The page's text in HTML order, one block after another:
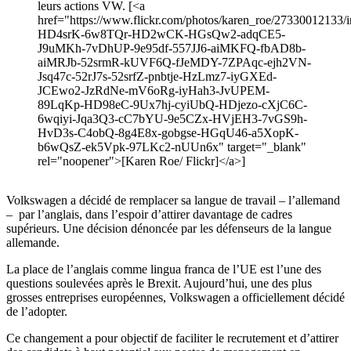
leurs actions VW. [<a
href="https://www.flickr.com/photos/karen_roe/27330012133/
HD4srK-6w8TQr-HD2wCK-HGsQw2-adqCE5-
J9uMKh-7vDhUP-9e95df-557JJ6-aiMKFQ-fbAD8b-
aiMRJb-52srmR-kUVF6Q-fJeMDY-7ZPAqc-ejh2VN-
Jsq47c-52rJ7s-52srfZ-pnbtje-HzLmz7-iyGXEd-
JCEwo2-JzRdNe-mV6oRg-iyHah3-JvUPEM-
89LqKp-HD98eC-9Ux7hj-cyiUbQ-HDjezo-cXjC6C-
6wqiyi-Jqa3Q3-cC7bYU-9e5CZx-HVjEH3-7vGS9h-
HvD3s-C4obQ-8g4E8x-gobgse-HGqU46-a5XopK-
b6wQsZ-ek5Vpk-97LKc2-nUUn6x" target="_blank"
rel="noopener">[Karen Roe/ Flickr]</a>]
Volkswagen a décidé de remplacer sa langue de travail – l’allemand
– par l’anglais, dans l’espoir d’attirer davantage de cadres
supérieurs. Une décision dénoncée par les défenseurs de la langue
allemande.
La place de l’anglais comme lingua franca de l’UE est l’une des
questions soulevées après le Brexit. Aujourd’hui, une des plus
grosses entreprises européennes, Volkswagen a officiellement décidé
de l’adopter.
Ce changement a pour objectif de faciliter le recrutement et d’attirer